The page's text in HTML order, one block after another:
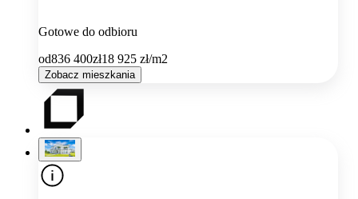
Gotowe do odbioru
od836 400zł18 925 zł/m2
Zobacz mieszkania